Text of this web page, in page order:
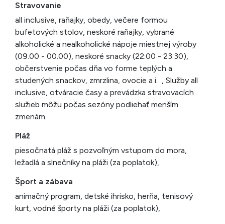
Stravovanie
all inclusive, raňajky, obedy, večere formou
bufetových stolov, neskoré raňajky, vybrané
alkoholické a nealkoholické nápoje miestnej výroby
(09.00 - 00.00), neskoré snacky (22:00 - 23:30),
občerstvenie počas dňa vo forme teplých a
studených snackov, zmrzlina, ovocie a i. , Služby all
inclusive, otváracie časy a prevádzka stravovacích
služieb môžu počas sezóny podliehať menším
zmenám.
Pláž
piesočnatá pláž s pozvoľným vstupom do mora,
ležadlá a slnečníky na pláži (za poplatok),
Šport a zábava
animačný program, detské ihrisko, herňa, tenisový
kurt, vodné športy na pláži (za poplatok),